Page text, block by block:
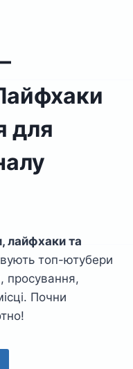
для
лайфхаки та
топ-ютубери
просування,
Почни